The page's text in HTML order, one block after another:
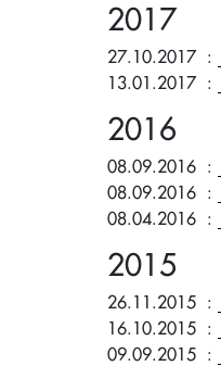
2017
27.10.2017 :
13.01.2017 :
2016
08.09.2016 :
08.09.2016 :
08.04.2016 :
2015
26.11.2015 :
16.10.2015 :
09.09.2015 :